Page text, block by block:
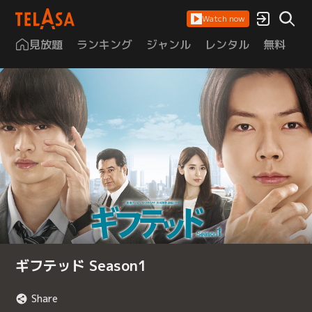
Watch now
見放題 ランキング ジャンル レンタル 無料
ギフテッド Season1
Share